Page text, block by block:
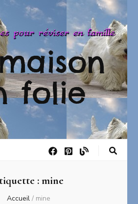
folie
:mine
Accueil / mine